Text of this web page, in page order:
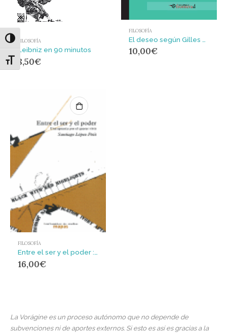
Alternar alto contraste
Alternar tamaño de letra
FILOSOFÍA
Leibniz en 90 minutos
8,50€
FILOSOFÍA
10,00€
FILOSOFÍA
Entre el ser y el poder : una apuesta por el querer vivir
16,00€
La Vorágine es un proceso autónomo que no depende de
subvenciones ni de aportes externos. Si esto es así es gracias a la